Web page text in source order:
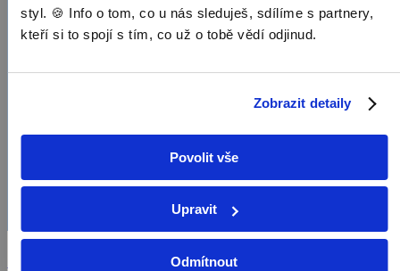
styl. 🍪 Info o tom, co u nás sleduješ, sdílíme s partnery,
kteří si to spojí s tím, co už o tobě vědí odjinud.
Zobrazit detaily
Povolit vše
Upravit
Odmítnout